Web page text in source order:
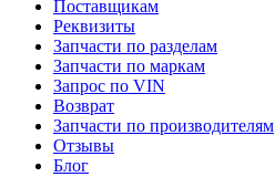
Поставщикам
Реквизиты
Запчасти по разделам
Запчасти по маркам
Запрос по VIN
Возврат
Запчасти по производителям
Отзывы
Блог